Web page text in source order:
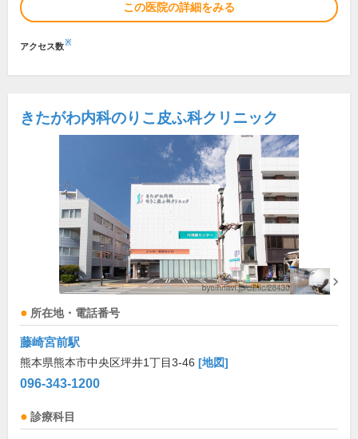
この医院の詳細をみる
アクセス数※
きたがわ内科のりこ皮ふ科クリニック
所在地・電話番号
藤崎宮前駅
熊本県熊本市中央区坪井1丁目3-46 [地図]
096-343-1200
診療科目